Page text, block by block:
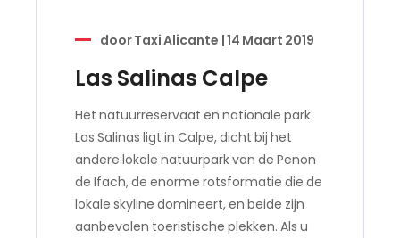
doorTaxi Alicante |14 Maart 2019
Las Salinas Calpe
Het natuurreservaat en nationale park
Las Salinas ligt in Calpe, dicht bij het
andere lokale natuurpark van de Penon
de Ifach, de enorme rotsformatie die de
lokale skyline domineert, en beide zijn
aanbevolen toeristische plekken. Als u